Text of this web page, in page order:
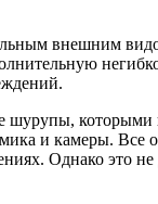
внешним
шурупы,
и камеры. Все
Однако это